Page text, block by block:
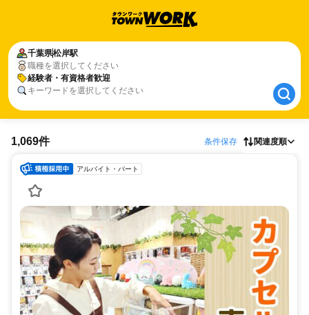
千葉県松岸駅
職種を選択してください
経験者・有資格者歓迎
キーワードを選択してください
千葉県松岸駅
経験者・有資格者歓迎
1,069件 条件保存 関連度順
アルバイト・パート